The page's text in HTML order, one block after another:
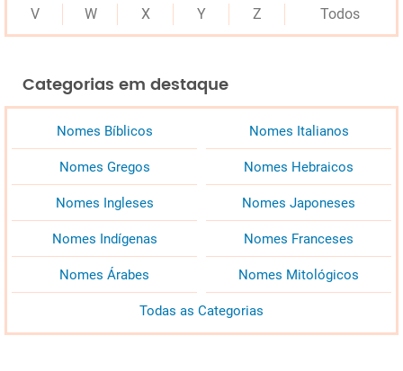
V
W X Y Z Todos
Categorias em destaque
Nomes Bíblicos Nomes Italianos
Nomes Gregos Nomes Hebraicos
Nomes Ingleses Nomes Japoneses
Nomes Indígenas Nomes Franceses
Nomes Árabes Nomes Mitológicos
Todas as Categorias